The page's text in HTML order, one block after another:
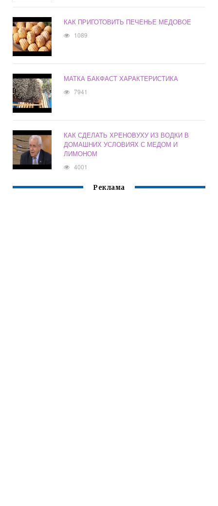
КАК ПРИГОТОВИТЬ ПЕЧЕНЬЕ МЕДОВОЕ
1089
МАТКА БАКФАСТ ХАРАКТЕРИСТИКА
7941
КАК СДЕЛАТЬ ХРЕНОВУХУ ИЗ ВОДКИ В
ДОМАШНИХ УСЛОВИЯХ С МЕДОМ И
ЛИМОНОМ
4001
Реклама